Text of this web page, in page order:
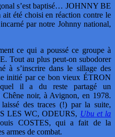
s’est baptisé… JOHNNY BE
été choisi en réaction contre le
par notre Johnny national,
ce qui a poussé ce groupe à
Tout au plus peut-on subodorer
à s’inscrire dans le sillage des
initié par ce bon vieux ÉTRON
il a du reste partagé un
Chêne noir, à Avignon, en 1978.
des traces (!) par la suite,
LES WC, ODEURS, Ubu et la
COSTES, qui a fait de la
armes de combat.